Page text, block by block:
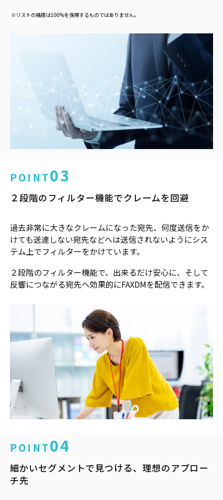
※リストの精度は100%を保障するものではありません。
POINT03
２段階のフィルター機能でクレームを回避
過去非常に大きなクレームになった宛先、何度送信をか
けても送達しない宛先などへは送信されないようにシス
テム上でフィルターをかけています。
２段階のフィルター機能で、出来るだけ安心に、そして
反響につながる宛先へ効果的にFAXDMを配信できます。
POINT04
細かいセグメントで見つける、理想のアプロー
チ先